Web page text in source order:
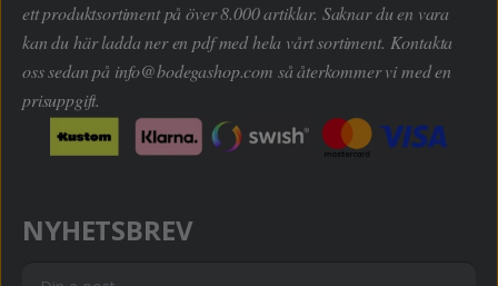
ett produktsortiment på över 8.000 artiklar. Saknar du en vara
kan du här ladda ner en pdf med hela vårt sortiment. Kontakta
oss sedan på info@bodegashop.com så återkommer vi med en
prisuppgift.
NYHETSBREV